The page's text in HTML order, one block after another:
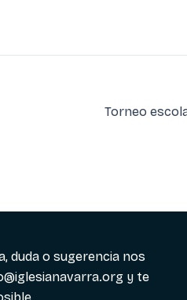
Torneo
duda o sugerencia nos
y te